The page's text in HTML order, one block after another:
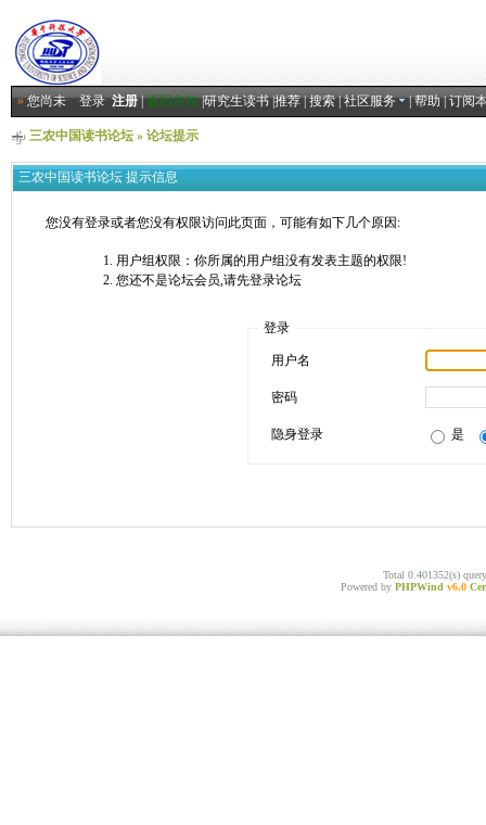
»您尚未登录 注册|返回主站|研究生读书|推荐|搜索|社区服务 |帮助|订阅
三农中国读书论坛» 论坛提示
三农中国读书论坛 提示信息
您没有登录或者您没有权限访问此页面，可能有如下几个原因:
用户组权限：你所属的用户组没有发表主题的权限!
您还不是论坛会员,请先登录论坛
登录
用户名
密码
隐身登录 是
Total 0.401352(s)
Powered by PHPWind v6.0